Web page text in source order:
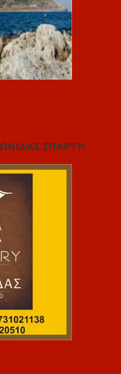
ΣΠΑΡΤΗ